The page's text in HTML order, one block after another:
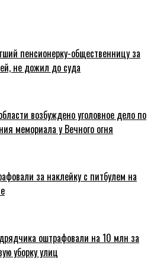
пенсионерку-общественницу за
не дожил до суда
возбуждено уголовное дело по
мемориала у Вечного огня
за наклейку с питбулем на
оштрафовали на 10 млн за
уборку улиц